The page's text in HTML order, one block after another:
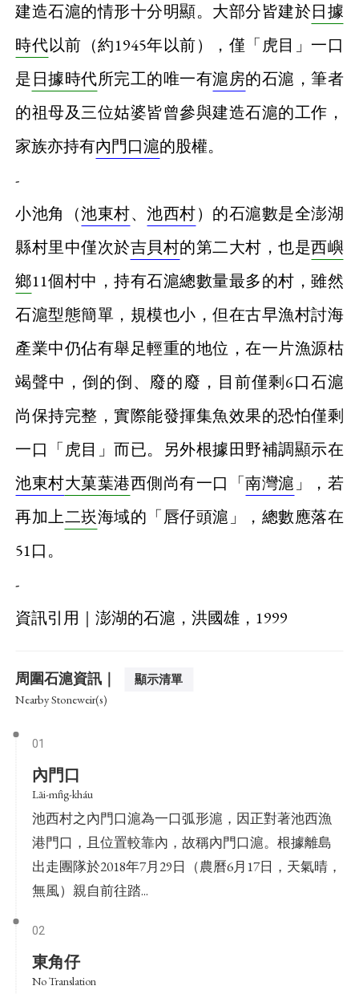
建造石滬的情形十分明顯。大部分皆建於日據
時代以前（約1945年以前），僅「虎目」一口
是日據時代所完工的唯一有滬房的石滬，筆者
的祖母及三位姑婆皆曾參與建造石滬的工作，
家族亦持有內門口滬的股權。
-
小池角（池東村、池西村）的石滬數是全澎湖
縣村里中僅次於吉貝村的第二大村，也是西嶼
鄉11個村中，持有石滬總數量最多的村，雖然
石滬型態簡單，規模也小，但在古早漁村討海
產業中仍佔有舉足輕重的地位，在一片漁源枯
竭聲中，倒的倒、廢的廢，目前僅剩6口石滬
尚保持完整，實際能發揮集魚效果的恐怕僅剩
一口「虎目」而已。另外根據田野補調顯示在
池東村大菓葉港西側尚有一口「南灣滬 」，若
再加上二崁海域的「唇仔頭滬」，總數應落在
51口。
-
資訊引用｜澎湖的石滬，洪國雄，1999
周圍石滬資訊｜ 顯示清單
Nearby Stoneweir(s)
01
內門口
Lāi-mn̂g-kháu
池西村之內門口滬為一口弧形滬，因正對著池西漁
港門口，且位置較靠內，故稱內門口滬。根據離島
出走團隊於2018年7月29日（農曆6月17日，天氣晴，
無風）親自前往踏...
02
東角仔
No Translation